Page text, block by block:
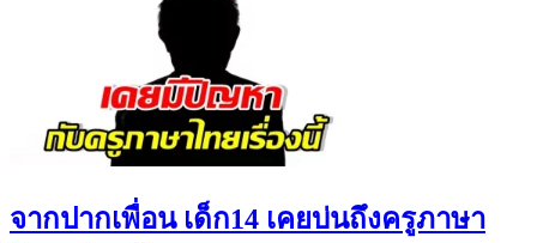
จากปากเพื่อน เด็ก14 เคยบ่นถึงครูภาษา